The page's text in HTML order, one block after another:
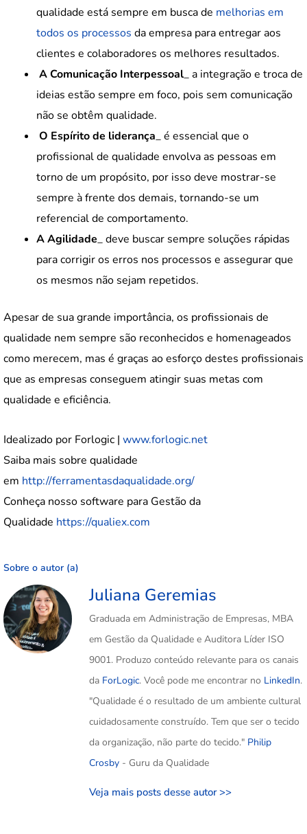
qualidade está sempre em busca de melhorias em
todos os processos da empresa para entregar aos
clientes e colaboradores os melhores resultados.
A Comunicação Interpessoal_ a integração e troca de
ideias estão sempre em foco, pois sem comunicação
não se obtêm qualidade.
O Espírito de liderança_ é essencial que o
profissional de qualidade envolva as pessoas em
torno de um propósito, por isso deve mostrar-se
sempre à frente dos demais, tornando-se um
referencial de comportamento.
A Agilidade_ deve buscar sempre soluções rápidas
para corrigir os erros nos processos e assegurar que
os mesmos não sejam repetidos.
Apesar de sua grande importância, os profissionais de
qualidade nem sempre são reconhecidos e homenageados
como merecem, mas é graças ao esforço destes profissionais
que as empresas conseguem atingir suas metas com
qualidade e eficiência.
Idealizado por Forlogic | www.forlogic.net
Saiba mais sobre qualidade
em http://ferramentasdaqualidade.org/
Conheça nosso software para Gestão da
Qualidade https://qualiex.com
Sobre o autor (a)
Juliana Geremias
Graduada em Administração de Empresas, MBA
em Gestão da Qualidade e Auditora Líder ISO
9001. Produzo conteúdo relevante para os canais
da ForLogic. Você pode me encontrar no LinkedIn.
"Qualidade é o resultado de um ambiente cultural
cuidadosamente construído. Tem que ser o tecido
da organização, não parte do tecido." Philip
Crosby - Guru da Qualidade
Veja mais posts desse autor >>